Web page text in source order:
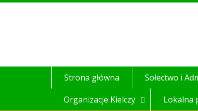
Skip
Strona główna Sołectwo i
Organizacje Kielczy
Lokalna